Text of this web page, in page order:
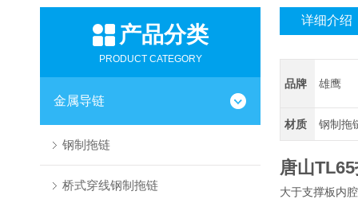
产品分类
PRODUCT CATEGORY
金属导链
钢制拖链
桥式穿线钢制拖链
详细介绍
品牌 雄鹰
材质 钢制拖
唐山
大于支撑板内